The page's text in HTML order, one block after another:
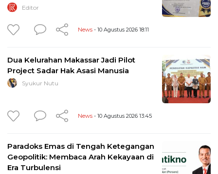
Editor
News - 10 Agustus 2026 18:11
Dua Kelurahan Makassar Jadi Pilot
Project Sadar Hak Asasi Manusia
Syukur Nutu
News - 10 Agustus 2026 13:45
Paradoks Emas di Tengah Ketegangan
Geopolitik: Membaca Arah Kekayaan di
Era Turbulensi